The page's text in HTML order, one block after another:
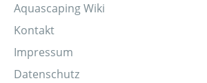
Aquascaping Wiki
Kontakt
Impressum
Datenschutz